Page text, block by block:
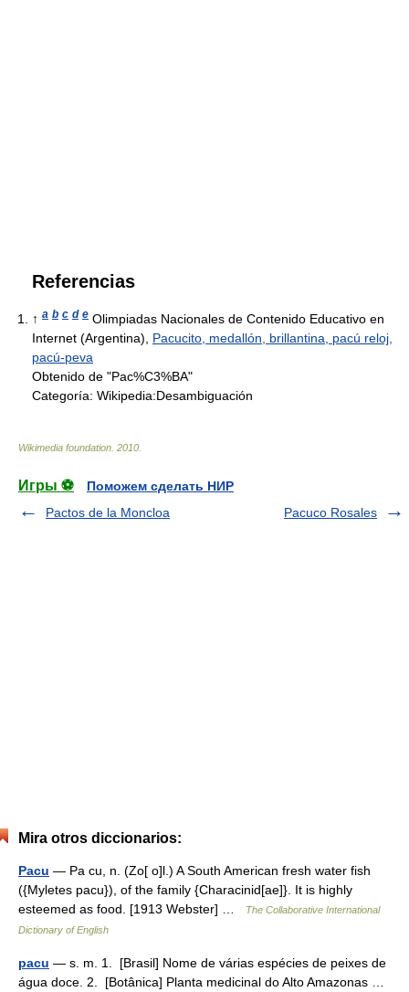
Referencias
↑ a b c d e Olimpiadas Nacionales de Contenido Educativo en
Internet (Argentina), Pacucito, medallón, brillantina, pacú reloj,
pacú-peva
Obtenido de "Pac%C3%BA"
Categoría: Wikipedia:Desambiguación
Wikimedia foundation 2010
Игры ⚽
Поможем сделать НИР
Pactos de la Moncloa
Pacuco Rosales
Mira otros diccionarios:
Pacu — Pa cu, n. (Zo[ o]l.) A South American fresh water fish
({Myletes pacu}), of the family {Characinid[ae]}. It is highly
esteemed as food. [1913 Webster] …
The Collaborative International
Dictionary of English
pacu — s. m. 1. [Brasil] Nome de várias espécies de peixes de
água doce. 2. [Botânica] Planta medicinal do Alto Amazonas …